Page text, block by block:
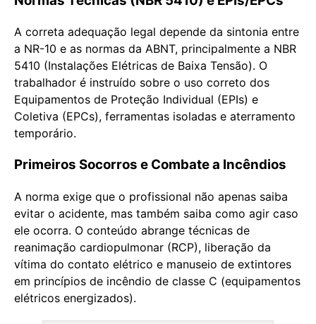
A correta adequação legal depende da sintonia entre
a NR-10 e as normas da ABNT, principalmente a NBR
5410 (Instalações Elétricas de Baixa Tensão). O
trabalhador é instruído sobre o uso correto dos
Equipamentos de Proteção Individual (EPIs) e
Coletiva (EPCs), ferramentas isoladas e aterramento
temporário.
Primeiros Socorros e Combate a Incêndios
A norma exige que o profissional não apenas saiba
evitar o acidente, mas também saiba como agir caso
ele ocorra. O conteúdo abrange técnicas de
reanimação cardiopulmonar (RCP), liberação da
vítima do contato elétrico e manuseio de extintores
em princípios de incêndio de classe C (equipamentos
elétricos energizados).